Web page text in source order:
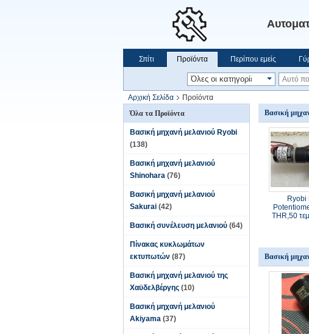
Σπίτι Προϊόντα Περίπου εμείς
Αρχική Σελίδα
Προϊόντα
Όλα τα Προϊόντα
Βασική μηχανή μελανιού Ryobi
(138)
Βασική μηχανή μελανιού
Shinohara (76)
Βασική μηχανή μελανιού
Sakurai (42)
Βασική συνέλευση μελανιού (64)
Πίνακας κυκλωμάτων
εκτυπωτών (87)
Βασική μηχανή μελανιού της
Χαϋδελβέργης (10)
Βασική μηχανή μελανιού
Akiyama (37)
Βασική
Ryobi
THR,50
Βασική